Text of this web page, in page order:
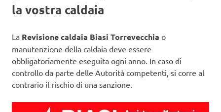
la vostra caldaia
La Revisione caldaia Biasi Torrevecchia o
manutenzione della caldaia deve essere
obbligatoriamente eseguita ogni anno. In caso di
controllo da parte delle Autorità competenti, si corre al
contrario il rischio di una sanzione.